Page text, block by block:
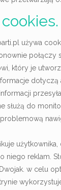
używa
połączy
który je
dotyczą
służą do
niego reklam.
w celu